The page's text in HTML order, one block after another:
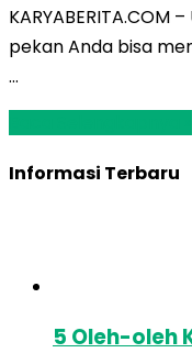
pekan Anda bisa
…
Informasi Terbaru
5 Oleh-oleh